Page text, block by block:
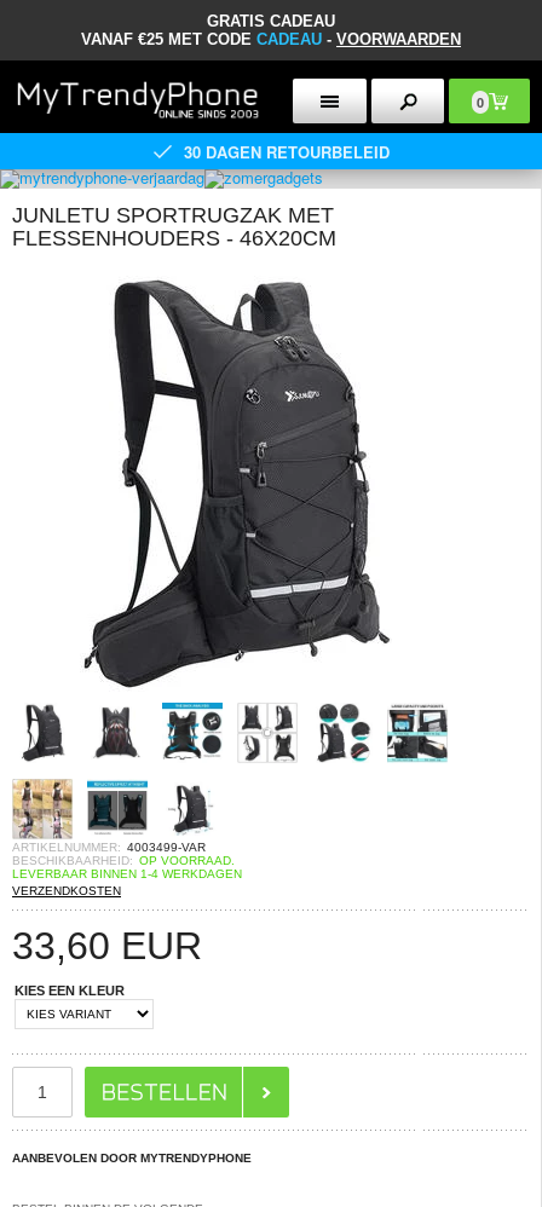
GRATIS CADEAU
VANAF €25 MET CODE CADEAU - VOORWAARDEN
0
30 DAGEN RETOURBELEID
JUNLETU SPORTRUGZAK MET
FLESSENHOUDERS - 46X20CM
ARTIKELNUMMER: 4003499-VAR
BESCHIKBAARHEID: OP VOORRAAD.
LEVERBAAR BINNEN 1-4 WERKDAGEN
VERZENDKOSTEN
33,60 EUR
KIES EEN KLEUR
AANBEVOLEN DOOR MYTRENDYPHONE